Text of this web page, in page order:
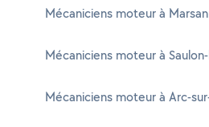
Mécaniciens moteur à
Mécaniciens moteur à
Mécaniciens moteur à Arc-